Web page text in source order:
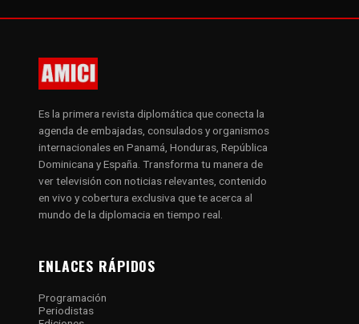
Es la primera revista diplomática que conecta la
agenda de embajadas, consulados y organismos
internacionales en Panamá, Honduras, República
Dominicana y España. Transforma tu manera de
ver televisión con noticias relevantes, contenido
en vivo y cobertura exclusiva que te acerca al
mundo de la diplomacia en tiempo real.
ENLACES RÁPIDOS
Programación
Periodistas